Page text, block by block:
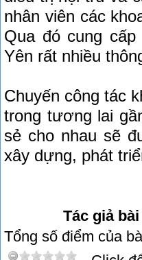
nhân viên các
Qua đó cung
Yên rất nhiều
Chuyến công tác
trong tương lai
sẻ cho nhau sẽ
xây dựng, phát
Tác giả
Tổng số điểm của